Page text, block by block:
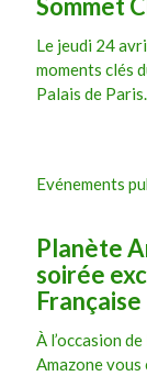
Sommet
Le jeudi 24
moments clés
Palais de Paris.
Evénements
Planète
soirée
Française
À l’occasion
Amazone vous